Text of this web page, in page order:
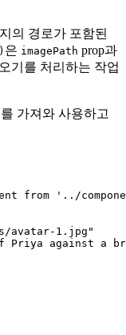
의 경로가 포함된
은 imagePath prop과
기를 처리하는 작업
가져와 사용하고
from ' ../
avatar-1.jpg "
Priya against a